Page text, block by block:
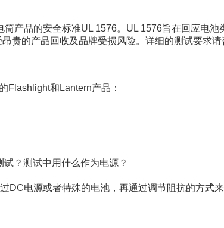
筒产品的安全标准UL 1576。 UL 1576旨在回应电池
贵的产品回收及品牌受损风险。详细的测试要求
Flashlight和 Lantern产品：
试？测试中用什么作为电源？
DC电源或者特殊的电池，再通过调节阻抗的方式